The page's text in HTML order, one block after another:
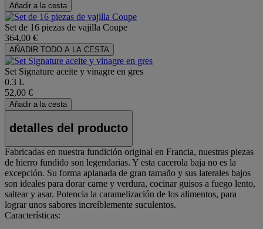
Añadir a la cesta
Set de 16 piezas de vajilla Coupe
364,00 €
AÑADIR TODO A LA CESTA
Set Signature aceite y vinagre en gres
0.3 L
52,00 €
Añadir a la cesta
detalles del producto
Fabricadas en nuestra fundición original en Francia, nuestras piezas
de hierro fundido son legendarias. Y esta cacerola baja no es la
excepción. Su forma aplanada de gran tamaño y sus laterales bajos
son ideales para dorar carne y verdura, cocinar guisos a fuego lento,
saltear y asar. Potencia la caramelización de los alimentos, para
lograr unos sabores increíblemente suculentos.
Características: